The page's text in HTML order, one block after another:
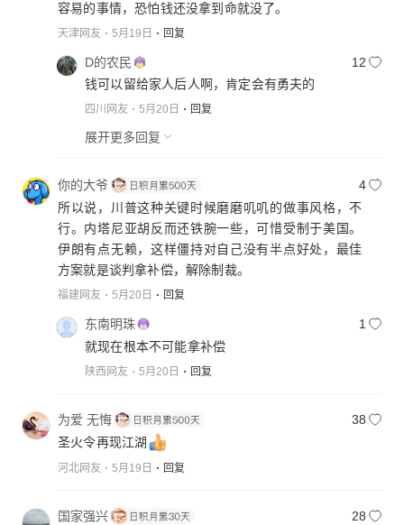
容易的事情，恐怕钱还没拿到命就没了。
天津网友 5月19日 回复
D的农民
12
钱可以留给家人后人啊，肯定会有勇夫的
四川网友 5月20日 回复
展开更多回复
你的大爷
4
所以说，川普这种关键时候磨磨叽叽的做事风格，不
行。内塔尼亚胡反而还铁腕一些，可惜受制于美国。
伊朗有点无赖，这样僵持对自己没有半点好处，最佳
方案就是谈判拿补偿，解除制裁。
福建网友 5月20日 回复
东南明珠
1
就现在根本不可能拿补偿
陕西网友 5月20日 回复
为爱 无悔
38
圣火令再现江湖
河北网友 5月19日 回复
国家强兴
28